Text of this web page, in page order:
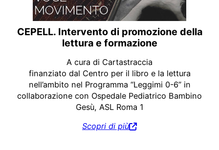
CEPELL. Intervento di promozione della
lettura e formazione
A cura di Cartastraccia
finanziato dal Centro per il libro e la lettura
nell’ambito nel Programma “Leggimi 0-6” in
collaborazione con Ospedale Pediatrico Bambino
Gesù, ASL Roma 1
Scopri di più